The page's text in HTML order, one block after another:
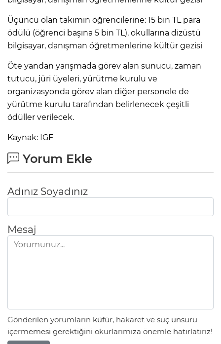
Üçüncü olan takımın öğrencilerine: 15 bin TL para
ödülü (öğrenci başına 5 bin TL), okullarına dizüstü
bilgisayar, danışman öğretmenlerine kültür gezisi
Öte yandan yarışmada görev alan sunucu, zaman
tutucu, jüri üyeleri, yürütme kurulu ve
organizasyonda görev alan diğer personele de
yürütme kurulu tarafından belirlenecek çeşitli
ödüller verilecek.
Kaynak: IGF
Yorum Ekle
Adınız Soyadınız
Mesaj
Gönderilen yorumların küfür, hakaret ve suç unsuru
içermemesi gerektiğini okurlarımıza önemle hatırlatırız!